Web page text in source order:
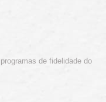
de fidelidade do